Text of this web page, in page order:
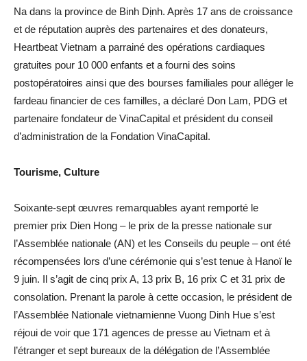
Na dans la province de Binh Dịnh. Après 17 ans de croissance
et de réputation auprès des partenaires et des donateurs,
Heartbeat Vietnam a parrainé des opérations cardiaques
gratuites pour 10 000 enfants et a fourni des soins
postopératoires ainsi que des bourses familiales pour alléger le
fardeau financier de ces familles, a déclaré Don Lam, PDG et
partenaire fondateur de VinaCapital et président du conseil
d’administration de la Fondation VinaCapital.
Tourisme, Culture
Soixante-sept œuvres remarquables ayant remporté le
premier prix Dien Hong – le prix de la presse nationale sur
l’Assemblée nationale (AN) et les Conseils du peuple – ont été
récompensées lors d’une cérémonie qui s’est tenue à Hanoï le
9 juin. Il s’agit de cinq prix A, 13 prix B, 16 prix C et 31 prix de
consolation. Prenant la parole à cette occasion, le président de
l’Assemblée Nationale vietnamienne Vuong Dinh Hue s’est
réjoui de voir que 171 agences de presse au Vietnam et à
l’étranger et sept bureaux de la délégation de l’Assemblée